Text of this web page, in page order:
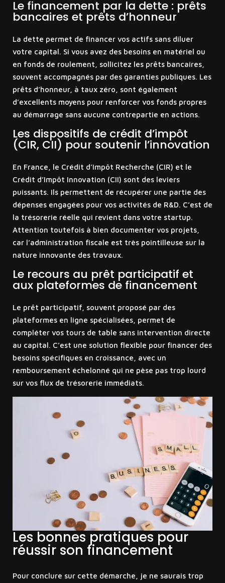
Le financement par la dette : prêts
bancaires et prêts d’honneur
La dette permet de financer vos actifs sans diluer
votre capital. Si vous avez des besoins en matériel ou
en fonds de roulement, sollicitez les prêts bancaires,
souvent accompagnés par des garanties publiques. Les
prêts d’honneur, à taux zéro, sont également
d’excellents moyens pour renforcer vos fonds propres
au démarrage sans aucune contrepartie en actions.
Les dispositifs de crédit d’impôt
(CIR, CII) pour soutenir l’innovation
En France, le Crédit d’Impôt Recherche (CIR) et le
Crédit d’Impôt Innovation (CII) sont des leviers
puissants. Ils permettent de récupérer une partie des
dépenses engagées pour vos activités de R&D. C’est de
la trésorerie réelle qui revient dans votre startup.
Attention toutefois à bien documenter vos projets,
car l’administration fiscale est très pointilleuse sur la
nature innovante des travaux.
Le recours au prêt participatif et
aux plateformes de financement
Le prêt participatif, souvent proposé par des
plateformes en ligne spécialisées, permet de
compléter vos tours de table sans intervention directe
au capital. C’est une solution flexible pour financer des
besoins spécifiques en croissance, avec un
remboursement échelonné qui ne pèse pas trop lourd
sur vos flux de trésorerie immédiats.
Les bonnes pratiques pour
réussir son financement
Pour conclure sur cette démarche, je ne saurais trop